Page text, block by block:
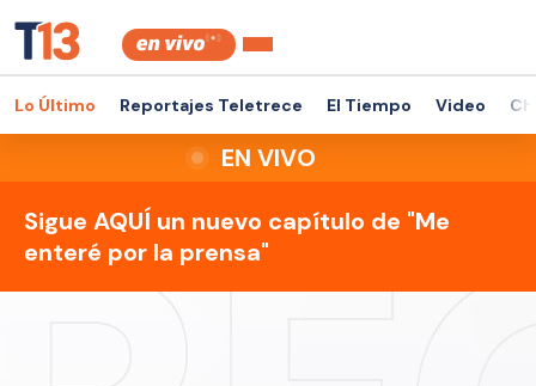
Lo Último Reportajes Teletrece El Tiempo Video
EN VIVO
Sigue AQUÍ un nuevo capítulo de "Me
enteré por la prensa"